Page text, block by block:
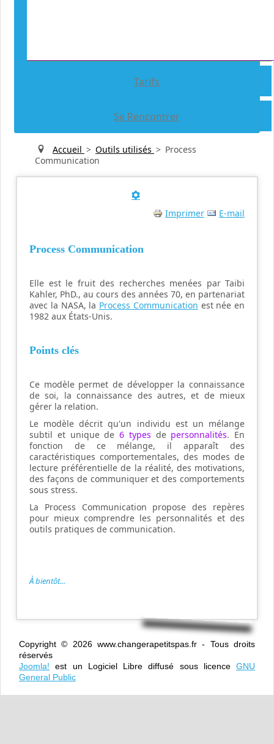
Tarifs
Se Rencontrer
Accueil > Outils utilisés > Process
Communication
Imprimer E-mail
Process Communication
Elle est le fruit des recherches menées par Taibi
Kahler, PhD., au cours des années 70, en partenariat
avec la NASA, la Process Communication est née en
1982 aux États-Unis.
Points clés
Ce modèlepermet de développer la connaissance
de soi, la connaissance des autres, et de mieux
gérer la relation.
Le modèle décrit qu'un individu est un mélange
subtil et unique de 6 types depersonnalités. En
fonction de ce mélange, il apparaît des
caractéristiques comportementales, des modes de
lecture préférentielle de la réalité, des motivations,
des façons de communiquer et des comportements
sous stress.
La Process Communication propose des repères
pour mieux comprendre les personnalités et des
outils pratiques de communication.
Àbientôt...
Copyright © 2026 www.changerapetitspas.fr - Tous droits
réservés
Joomla! est un Logiciel Libre diffusé sous licence GNU
General Public